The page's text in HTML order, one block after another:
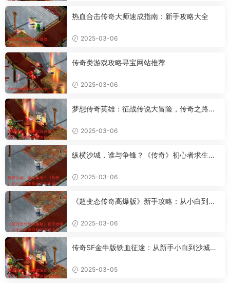
热血合击传奇大师速成指南：新手攻略大全
2025-03-06
传奇类游戏攻略寻宝网站推荐
2025-03-06
梦想传奇英雄：征战传说大冒险，传奇之路何
2025-03-06
纵横沙城，谁与争锋？《传奇》初心者求生指
2025-03-06
《超变态传奇高爆版》新手攻略：从小白到骨
2025-03-06
传奇SF金牛版铁血征途：从新手小白到沙城霸
2025-03-05